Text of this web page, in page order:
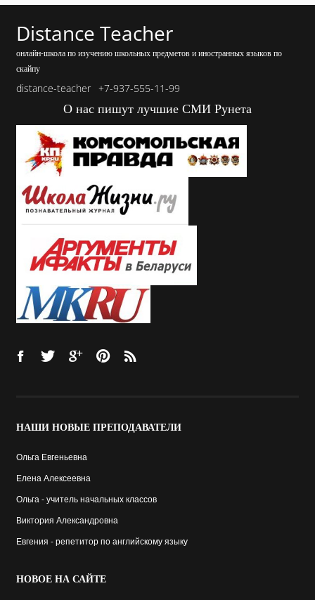
Distance Teacher
онлайн-школа по изучению школьных предметов и иностранных языков по
скайпу
distance-teacher +7-937-555-11-99
О нас пишут лучшие СМИ Рунета
НАШИ НОВЫЕ ПРЕПОДАВАТЕЛИ
Ольга Евгеньевна
Елена Алексеевна
Ольга - учитель начальных классов
Виктория Александровна
Евгения - репетитор по английскому языку
НОВОЕ НА САЙТЕ